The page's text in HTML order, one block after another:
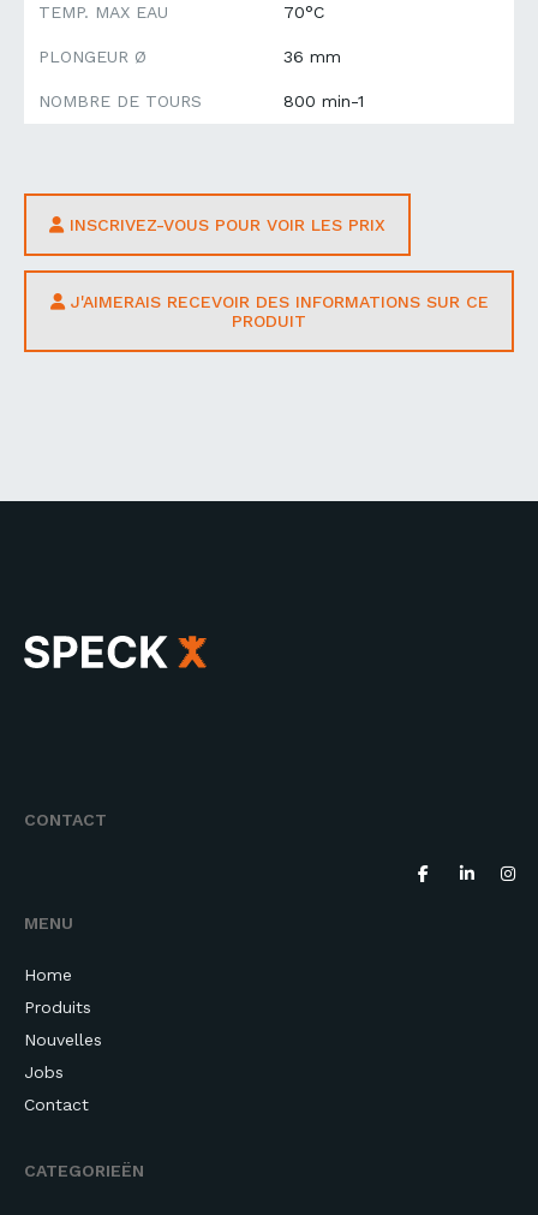
TEMP. MAX EAU 70°C
PLONGEUR Ø 36 mm
NOMBRE DE TOURS 800 min-1
INSCRIVEZ-VOUS POUR VOIR LES PRIX
J'AIMERAIS RECEVOIR DES INFORMATIONS SUR CE
PRODUIT
CONTACT
MENU
Home
Produits
Nouvelles
Jobs
Contact
CATEGORIEËN